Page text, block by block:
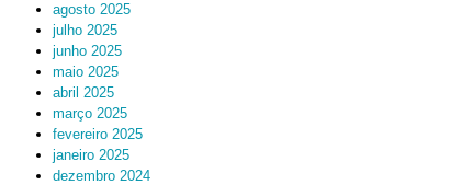
agosto 2025
julho 2025
junho 2025
maio 2025
abril 2025
março 2025
fevereiro 2025
janeiro 2025
dezembro 2024